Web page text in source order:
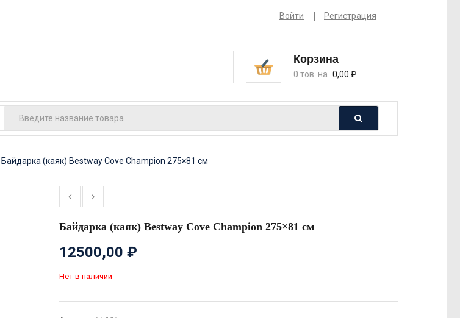
Войти Регистрация
Корзина
0 тов. на 0,00 ₽
Байдарка (каяк) Bestway Cove Champion 275×81 см
Байдарка (каяк) Bestway Cove Champion 275×81 см
12500,00 ₽
Нет в наличии